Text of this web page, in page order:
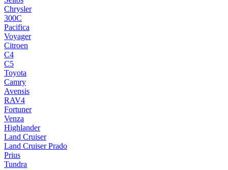
Chrysler
300C
Pacifica
Voyager
Citroen
C4
C5
Toyota
Camry
Avensis
RAV4
Fortuner
Venza
Highlander
Land Cruiser
Land Cruiser Prado
Prius
Tundra